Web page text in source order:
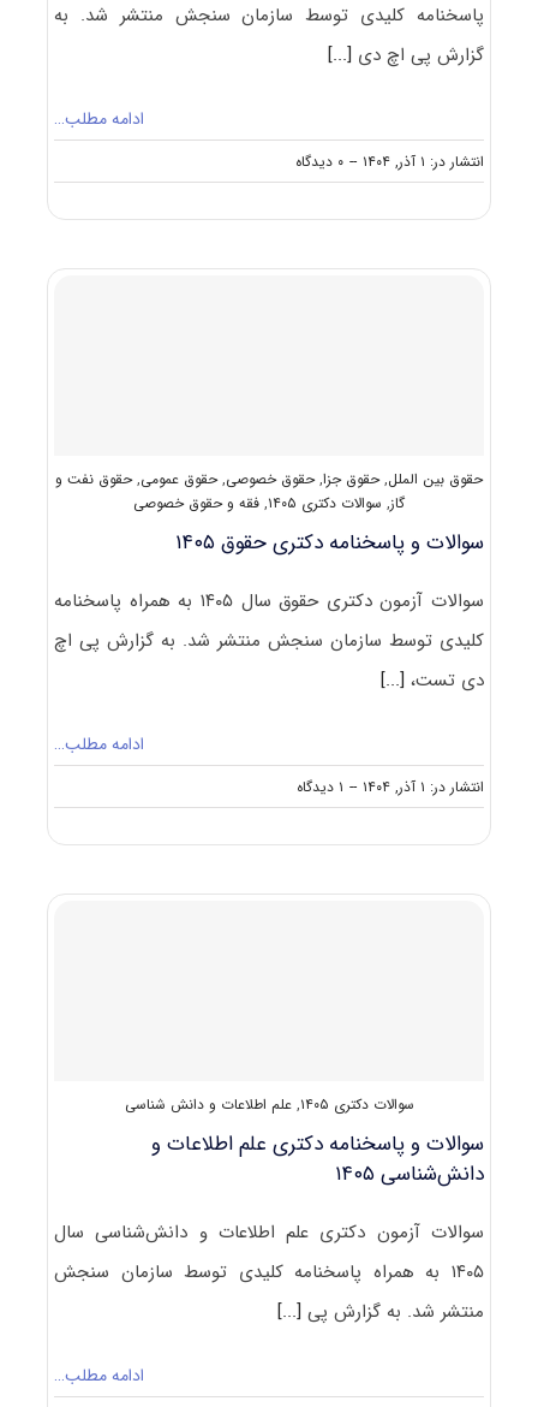
پاسخنامه کلیدی توسط سازمان سنجش منتشر شد. به
گزارش پی اچ دی [...]
ادامه مطلب…
انتشار در: ۱ آذر, ۱۴۰۴ -- ۰ دیدگاه
on
سوالات
مطالعات
حقوق بین الملل,حقوق جزا,حقوق خصوصی,حقوق عمومی,حقوق نفت و
گاز, سوالات دکتری ۱۴۰۵ , فقه و حقوق خصوصی
سوالات و پاسخنامه دکتری حقوق ۱۴۰۵
سوالات آزمون دکتری حقوق سال ۱۴۰۵ به همراه پاسخنامه
کلیدی توسط سازمان سنجش منتشر شد. به گزارش پی اچ
دی تست،[...]
ادامه مطلب…
انتشار در: ۱ آذر, ۱۴۰۴ -- ۱ دیدگاه
on
سوالات
حقوق
سوالات دکتری ۱۴۰۵ ,علم اطلاعات و دانش شناسی
سوالات و پاسخنامه دکتری علم اطلاعات و
دانش‌شناسی ۱۴۰۵
سوالات آزمون دکتری علم اطلاعات و دانش‌شناسی سال
۱۴۰۵ به همراه پاسخنامه کلیدی توسط سازمان سنجش
منتشر شد. به گزارش پی[...]
ادامه مطلب…